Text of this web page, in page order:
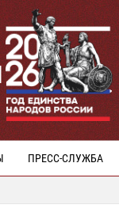
ПРЕСС-СЛУЖБА